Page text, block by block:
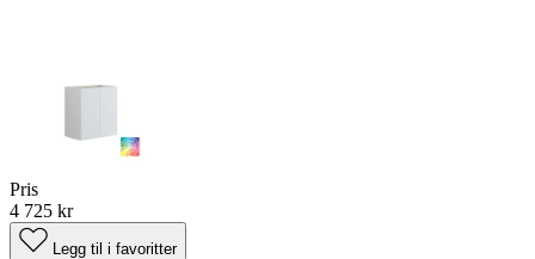
Pris
4 725 kr
Legg til i favoritter